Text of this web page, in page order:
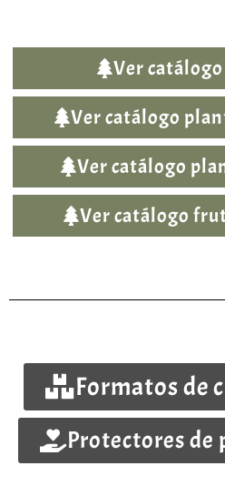
Ver
Ver catálogo
Ver catálogo
Ver catálogo
Formatos de
Protectores de